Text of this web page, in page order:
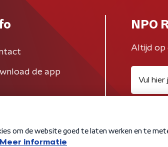
de app
NPO
Altijd op